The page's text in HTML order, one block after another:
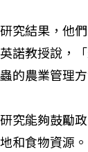
究結果，他
諾教授說，
的農業管理方
究能夠鼓勵
和食物資源。